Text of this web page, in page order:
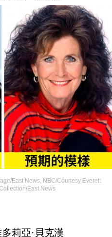
East News NBC/Courtesy Everett
East News
莉亞·貝克漢